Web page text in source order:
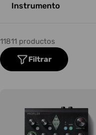
Instrumento
11811 productos
Filtrar